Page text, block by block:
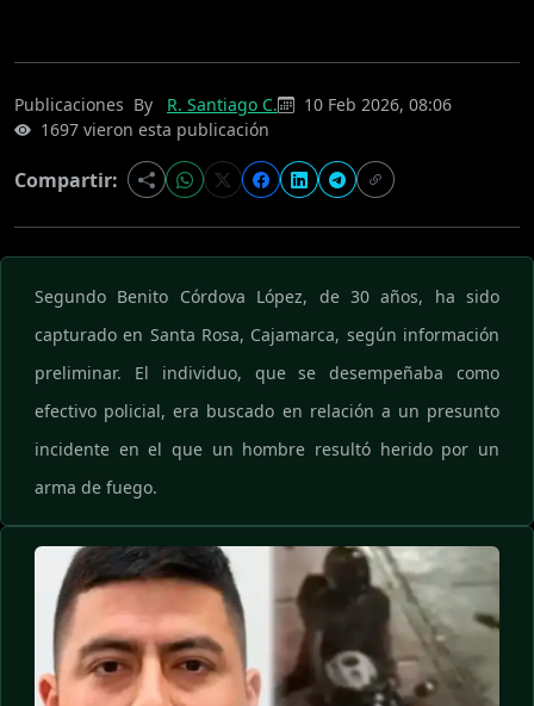
Publicaciones By R. Santiago C.
10 Feb 2026, 08:06
1697 vieron esta publicación
Compartir:
Segundo Benito Córdova López, de 30 años, ha sido
capturado en Santa Rosa, Cajamarca, según información
preliminar. El individuo, que se desempeñaba como
efectivo policial, era buscado en relación a un presunto
incidente en el que un hombre resultó herido por un
arma de fuego.